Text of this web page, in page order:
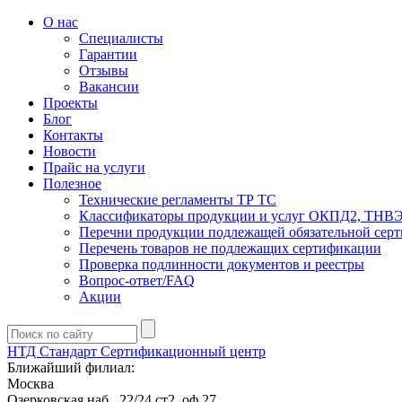
О нас
Специалисты
Гарантии
Отзывы
Вакансии
Проекты
Блог
Контакты
Новости
Прайс на услуги
Полезное
Технические регламенты ТР ТС
Классификаторы продукции и услуг ОКПД2,
Перечни продукции подлежащей обязательной
Перечень товаров не подлежащих сертификации
Проверка подлинности документов и реестры
Вопрос-ответ/FAQ
Акции
НТД Стандарт Сертификационный центр
Ближайший филиал:
Москва